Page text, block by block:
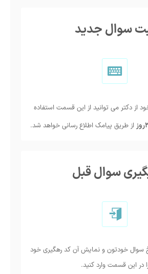
سوال جدید
از دکتر می توانید از این قسمت استفاده
از طریق پیامک اطلاع رسانی خواهد شد.
سوال قبل
سوال خودتون و نمایش آن کد رهگیری خود
در این قسمت وارد کنید.